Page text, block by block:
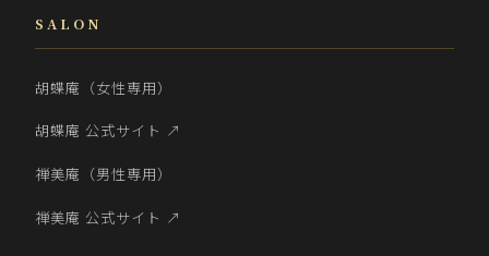
SALON
胡蝶庵（女性専用）
胡蝶庵 公式サイト ↗
禅美庵（男性専用）
禅美庵 公式サイト ↗